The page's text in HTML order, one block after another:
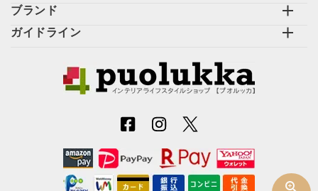
zoom_in
ブランド
ガイドライン